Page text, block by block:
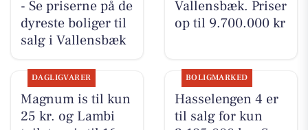
- Se priserne på de
dyreste boliger til
salg i Vallensbæk
Vallensbæk. Priser
op til 9.700.000 kr
DAGLIGVARER
Magnum is til kun
25 kr. og Lambi
BOLIGMARKED
Hasselengen 4 er
til salg for kun